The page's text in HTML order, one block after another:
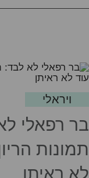
ויראלי
בר רפאלי
תמונות
לא ראיתן